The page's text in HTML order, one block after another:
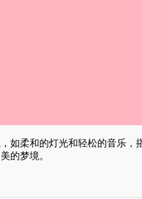
如柔和的灯光和轻松的音乐，
的梦境。